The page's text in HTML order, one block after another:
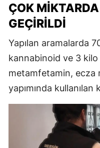
ÇOK
GEÇIRILDI
Yapılan aramalarda
kannabinoid ve 3 kilo
metamfetamin, ecza
yapımında